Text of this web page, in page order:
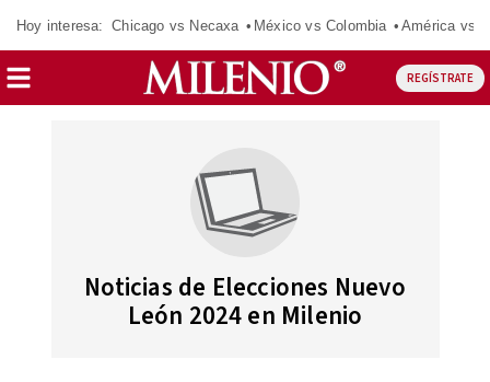
Hoy interesa: Chicago vs Necaxa México vs Colombia América vs
REGÍSTRATE
Noticias de Elecciones Nuevo
León 2024 en Milenio